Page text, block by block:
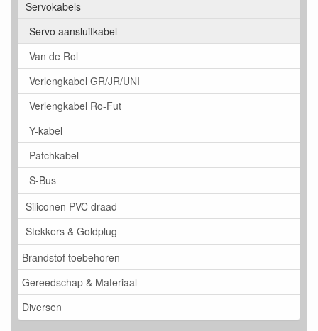
Servokabels
Servo aansluitkabel
Van de Rol
Verlengkabel GR/JR/UNI
Verlengkabel Ro-Fut
Y-kabel
Patchkabel
S-Bus
Siliconen PVC draad
Stekkers & Goldplug
Brandstof toebehoren
Gereedschap & Materiaal
Diversen